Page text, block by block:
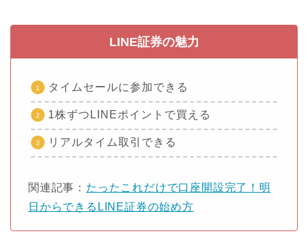
LINE証券の魅力
タイムセールに参加できる
1株ずつLINEポイントで買える
リアルタイム取引できる
関連記事： たったこれだけで口座開設完了！明
日からできるLINE証券の始め方